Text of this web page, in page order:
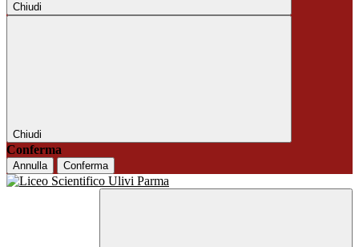
Chiudi
Chiudi
Conferma
Annulla Conferma